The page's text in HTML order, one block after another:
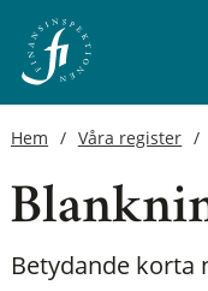
Hem Våra register
Betydande